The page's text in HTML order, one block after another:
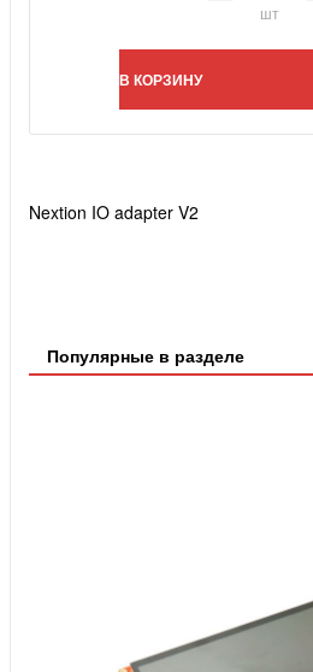
шт
В КОРЗИНУ
Nextion IO adapter V2
Популярные в разделе